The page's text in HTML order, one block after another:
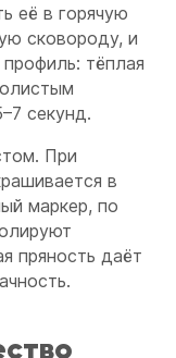
её в горячую
сковороду, и
тёплая
секунд.
При
в
маркер, по
пряность даёт